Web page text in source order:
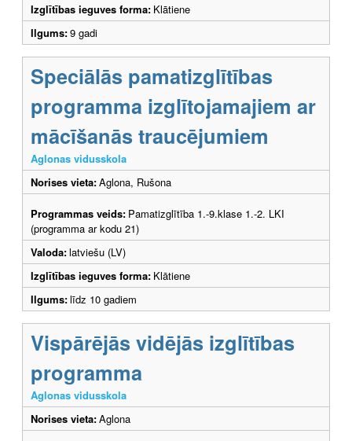
Izglītības ieguves forma: Klātiene
Ilgums:9 gadi
Speciālās pamatizglītības
programma izglītojamajiem ar
mācīšanās traucējumiem
Aglonas vidusskola
Norises vieta:Aglona, Rušona
Programmas veids: Pamatizglītība 1.-9.klase 1.-2. LKI
(programma ar kodu 21)
Valoda:latviešu (LV)
Izglītības ieguves forma: Klātiene
Ilgums:līdz 10 gadiem
Vispārējās vidējās izglītības
programma
Aglonas vidusskola
Norises vieta:Aglona